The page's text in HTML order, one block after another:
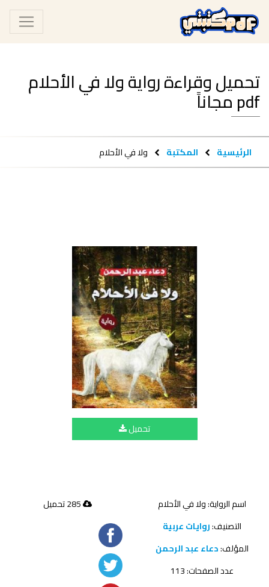
تحميل وقراءة رواية ولا في الأحلام
pdf مجاناً
الرئيسية المكتبة ولا في الأحلام
تحميل
اسم الرواية: ولا في الأحلام
التصنيف:روايات عربية
المؤلف:دعاء عبد الرحمن
عدد الصفحات: 113